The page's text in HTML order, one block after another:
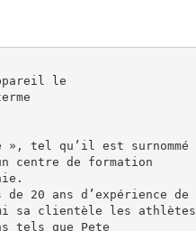
le
», tel qu’il est surnommé
centre de formation
20 ans d’expérience de
sa clientèle les athlètes
tels que Pete